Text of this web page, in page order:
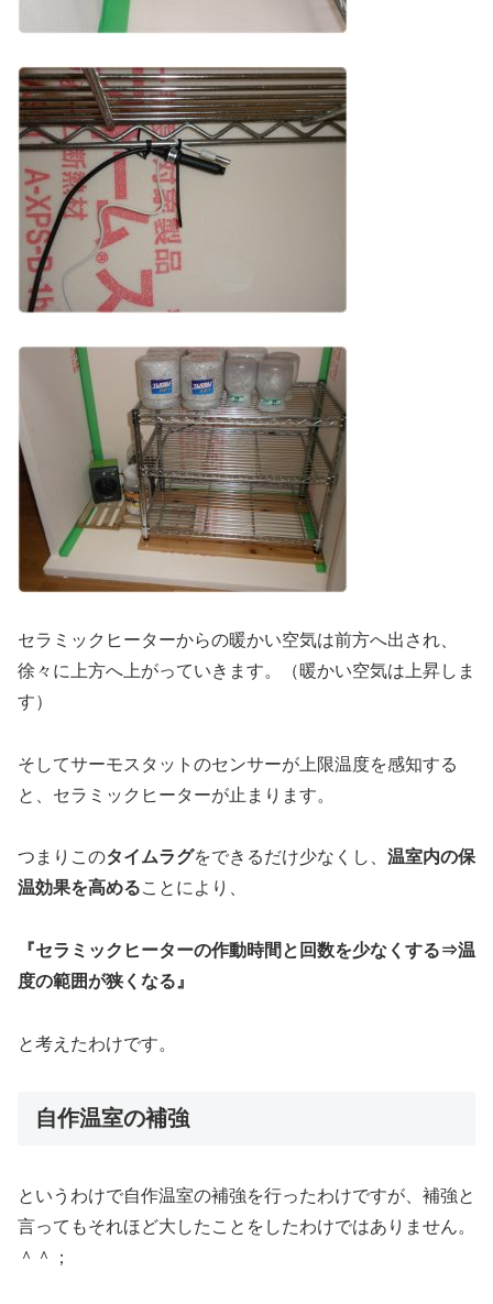
セラミックヒーターからの暖かい空気は前方へ出され、
徐々に上方へ上がっていきます。（暖かい空気は上昇しま
す）
そしてサーモスタットのセンサーが上限温度を感知する
と、セラミックヒーターが止まります。
つまりこのタイムラグをできるだけ少なくし、 温室内の保
温効果を高めることにより、
『セラミックヒーターの作動時間と回数を少なくする⇒温
度の範囲が狭くなる』
と考えたわけです。
自作温室の補強
というわけで自作温室の補強を行ったわけですが、補強と
言ってもそれほど大したことをしたわけではありません。
＾＾；